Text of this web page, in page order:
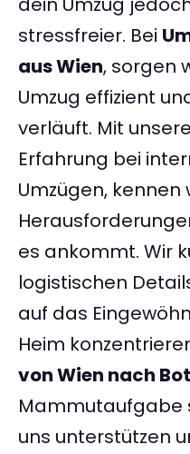
stressfreier. Bei
aus Wien, sorgen
Umzug effizient
verläuft. Mit
Erfahrung bei
Umzügen, kennen
es ankommt. Wir
logistischen
auf das
Heim
von Wien nach
Mammutaufgabe
uns unterstützen